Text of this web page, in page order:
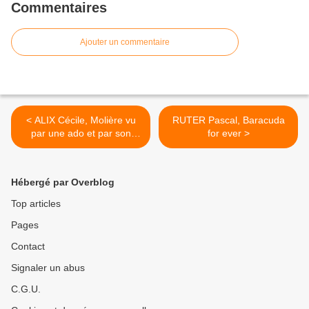
Commentaires
Ajouter un commentaire
< ALIX Cécile, Molière vu
par une ado et par son
chien
RUTER Pascal, Baracuda
for ever >
Hébergé par Overblog
Top articles
Pages
Contact
Signaler un abus
C.G.U.